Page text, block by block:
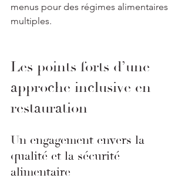
menus pour des régimes alimentaires
multiples.
Les points forts d’une
approche inclusive en
restauration
Un engagement envers la
qualité et la sécurité
alimentaire